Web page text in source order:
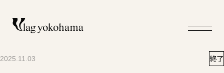
終了
2025.11.03